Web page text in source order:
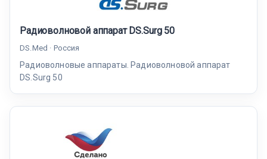
Радиоволновой аппарат DS.Surg 50
DS.Med · Россия
Радиоволновые аппараты. Радиоволновой аппарат
DS.Surg 50